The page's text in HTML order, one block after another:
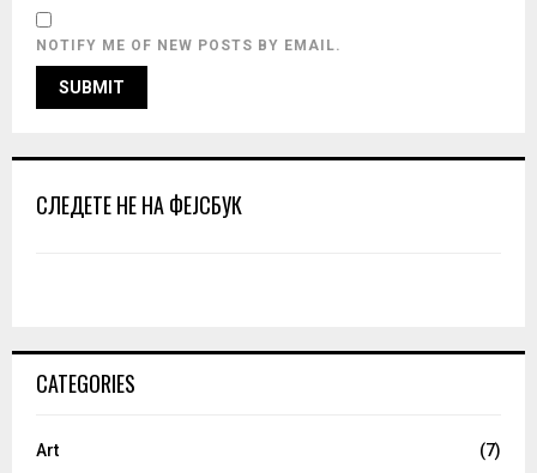
NOTIFY ME OF NEW POSTS BY EMAIL.
СЛЕДЕТЕ НЕ НА ФЕЈСБУК
CATEGORIES
Art
(7)